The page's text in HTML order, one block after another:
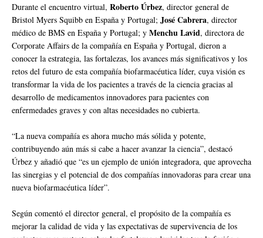
Durante el encuentro virtual, Roberto Úrbez, director general de
Bristol Myers Squibb en España y Portugal; José Cabrera, director
médico de BMS en España y Portugal; y Menchu Lavid, directora de
Corporate Affairs de la compañía en España y Portugal, dieron a
conocer la estrategia, las fortalezas, los avances más significativos y los
retos del futuro de esta compañía biofarmacéutica líder, cuya visión es
transformar la vida de los pacientes a través de la ciencia gracias al
desarrollo de medicamentos innovadores para pacientes con
enfermedades graves y con altas necesidades no cubierta.
“La nueva compañía es ahora mucho más sólida y potente,
contribuyendo aún más si cabe a hacer avanzar la ciencia”, destacó
Úrbez y añadió que “es un ejemplo de unión integradora, que aprovecha
las sinergias y el potencial de dos compañías innovadoras para crear una
nueva biofarmacéutica líder”.
Según comentó el director general, el propósito de la compañía es
mejorar la calidad de vida y las expectativas de supervivencia de los